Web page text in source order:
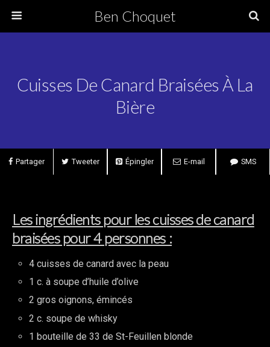
Ben Choquet
Cuisses De Canard Braisées À La
Bière
Partager Tweeter Épingler E-mail SMS
Les ingrédients pour les cuisses de canard
braisées pour 4 personnes :
4 cuisses de canard avec la peau
1 c. à soupe d’huile d’olive
2 gros oignons, émincés
2 c. soupe de whisky
1 bouteille de 33 de St-Feuillen blonde